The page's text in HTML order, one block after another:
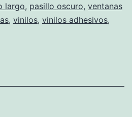
largo
largo, pasillo oscuro, ventanas
, vinilos, vinilos adhesivos,